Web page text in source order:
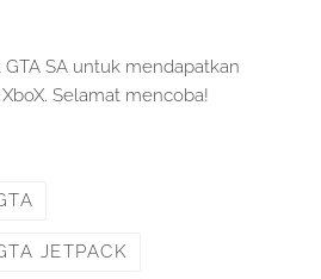
SA untuk mendapatkan
Selamat mencoba!
JETPACK